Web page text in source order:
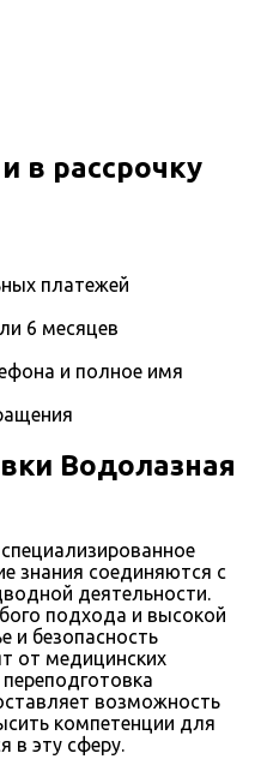
в рассрочку
платежей
6 месяцев
и полное имя
Водолазная
знания соединяются с
деятельности.
подхода и высокой
и безопасность
от медицинских
возможность
компетенции для
в эту сферу.